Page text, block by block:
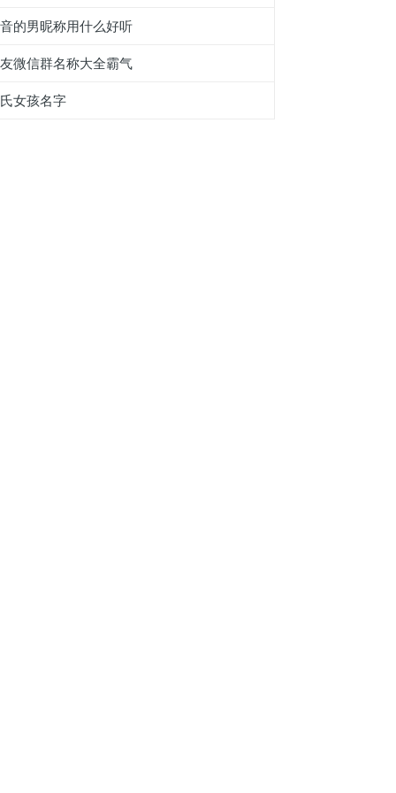
的男昵称用什么好听
微信群名称大全霸气
女孩名字